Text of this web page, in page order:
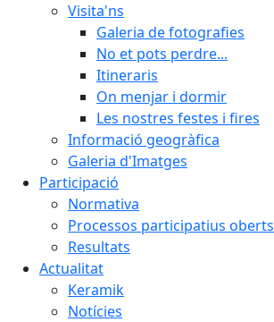
Visita'ns
Galeria de fotografies
No et pots perdre...
Itineraris
On menjar i dormir
Les nostres festes i fires
Informació geogràfica
Galeria d'Imatges
Participació
Normativa
Processos participatius oberts
Resultats
Actualitat
Keramik
Notícies